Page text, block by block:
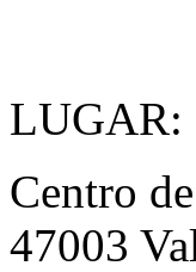
LUGAR:
Centro
47003